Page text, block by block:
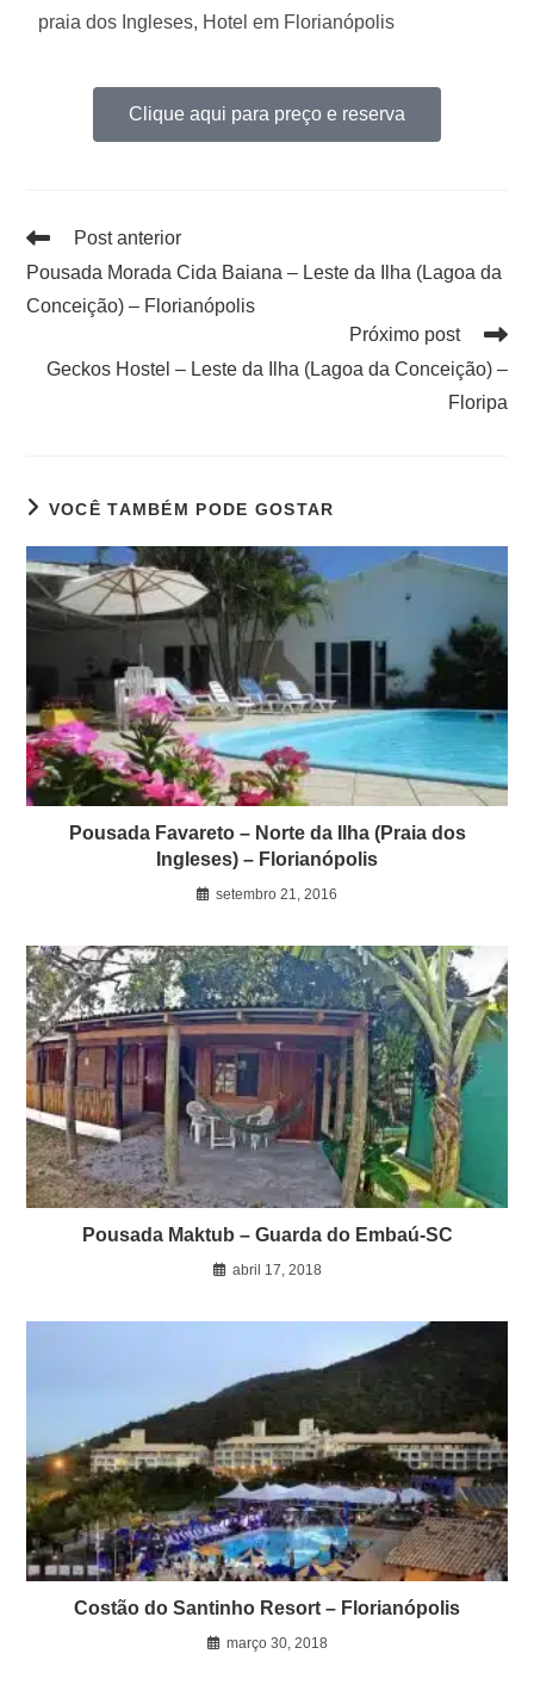
praia dos Ingleses, Hotel em Florianópolis
Clique aqui para preço e reserva
Post anterior
Pousada Morada Cida Baiana – Leste da Ilha (Lagoa da
Conceição) – Florianópolis
Próximo post
Geckos Hostel – Leste da Ilha (Lagoa da Conceição) –
Floripa
VOCÊ TAMBÉM PODE GOSTAR
Pousada Favareto – Norte da Ilha (Praia dos
Ingleses) – Florianópolis
setembro 21, 2016
Pousada Maktub – Guarda do Embaú-SC
abril 17, 2018
Costão do Santinho Resort – Florianópolis
março 30, 2018